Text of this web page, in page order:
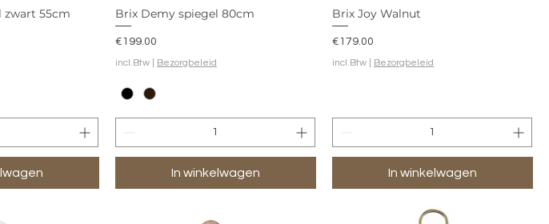
zwart 55cm Brix Demy spiegel 80cm
Prijs
€199.00
incl.Btw Bezorgbeleid
In winkelwagen
Brix Joy Walnut
Prijs
€179.00
incl.Btw Bezorgbeleid
In winkelwagen